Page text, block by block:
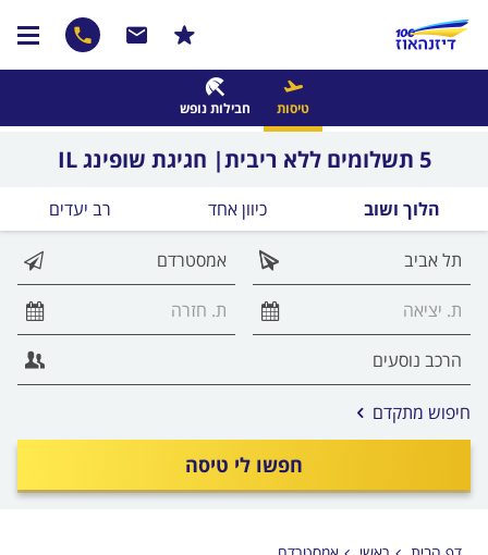
טיסות חבילות נופש
5 תשלומים ללא ריבית| חגיגת שופינג IL
הלוך ושוב כיוון אחד רב יעדים
חפשו לי טיסה
חיפוש מתקדם אפשרויות
החיפוש
לפני